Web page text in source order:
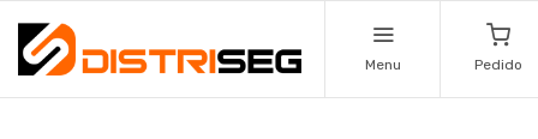
Menu Pedido